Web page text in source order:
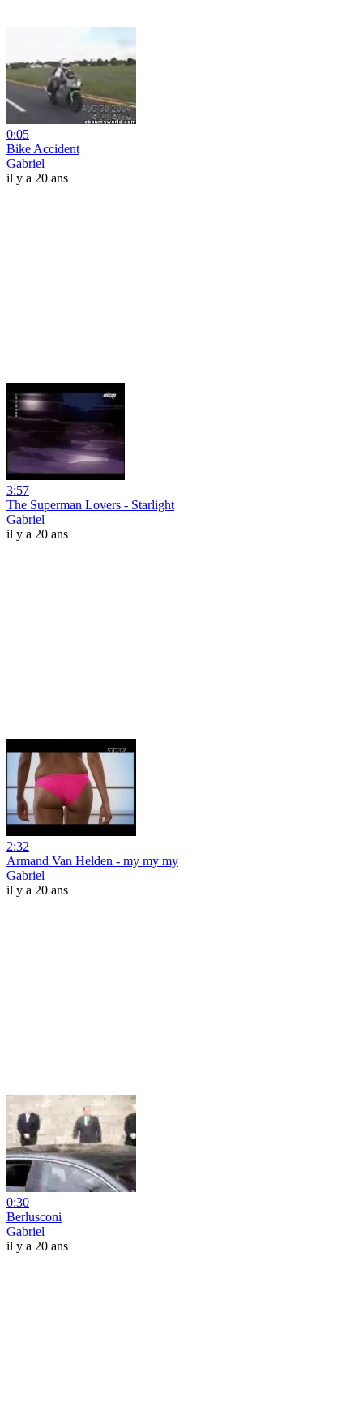
0:05
Bike Accident
Gabriel
il y a 20 ans
3:57
The Superman Lovers - Starlight
Gabriel
il y a 20 ans
2:32
Armand Van Helden - my my my
Gabriel
il y a 20 ans
0:30
Berlusconi
Gabriel
il y a 20 ans